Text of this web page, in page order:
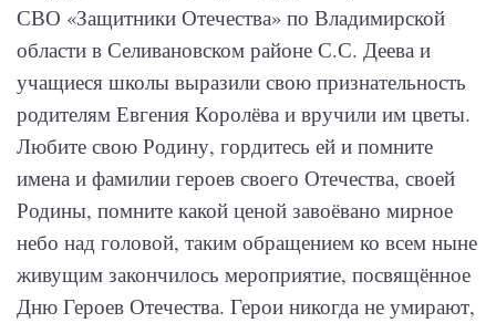
СВО «Защитники Отечества» по Владимирской
области в Селивановском районе С.С. Деева и
учащиеся школы выразили свою признательность
родителям Евгения Королёва и вручили им цветы.
Любите свою Родину, гордитесь ей и помните
имена и фамилии героев своего Отечества, своей
Родины, помните какой ценой завоёвано мирное
небо над головой, таким обращением ко всем ныне
живущим закончилось мероприятие, посвящённое
Дню Героев Отечества. Герои никогда не умирают,